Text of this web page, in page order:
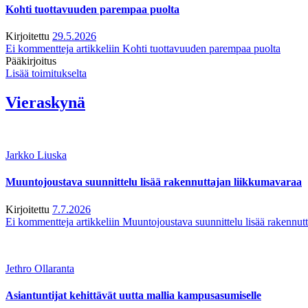
Kohti tuottavuuden parempaa puolta
Kirjoitettu 29.5.2026
Ei kommentteja artikkeliin Kohti tuottavuuden parempaa puolta
Pääkirjoitus
Lisää toimitukselta
Vieraskynä
Jarkko Liuska
Muuntojoustava suunnittelu lisää rakennuttajan liikkumavaraa
Kirjoitettu 7.7.2026
Ei kommentteja artikkeliin Muuntojoustava suunnittelu lisää
Jethro Ollaranta
Asiantuntijat kehittävät uutta mallia kampusasumiselle